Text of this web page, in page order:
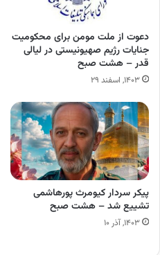
دعوت از ملت مومن برای محکومیت
جنایات رژیم صهیونیستی در لیالی
قدر – هشت صبح
۱۴۰۳, اسفند ۲۹
پیکر سردار کیومرث پورهاشمی
تشییع شد – هشت صبح
۱۴۰۳, آذر ۱۰